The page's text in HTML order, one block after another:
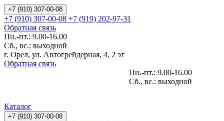
+7 (910) 307-00-08
+7 (910) 307-00-08 +7 (919) 202-97-31
Обратная связь
Пн.-пт.: 9.00-16.00
Сб., вс.: выходной
г. Орел, ул. Автогрейдерная, 4, 2 эт
Обратная связь
Пн.-пт.: 9.00-16.00
Сб., вс.: выходной
Каталог
+7 (910) 307-00-08